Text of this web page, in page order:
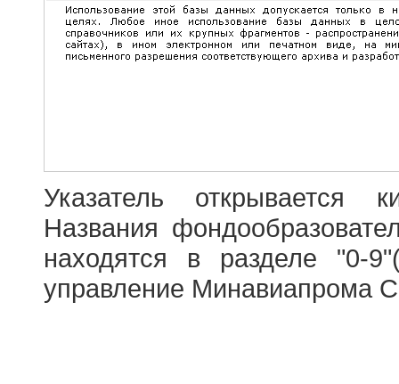
Указатель открывается
Названия
находятся в разделе "0-
управление Минавиапрома